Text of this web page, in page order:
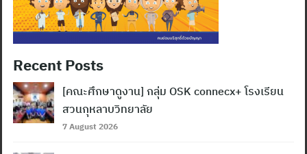
Recent Posts
[คณะศึกษาดูงาน] กลุ่ม OSK connecx+ โรงเรียน
สวนกุหลาบวิทยาลัย
7 August 2026